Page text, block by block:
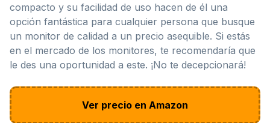
compacto y su facilidad de uso hacen de él una
opción fantástica para cualquier persona que busque
un monitor de calidad a un precio asequible. Si estás
en el mercado de los monitores, te recomendaría que
le des una oportunidad a este. ¡No te decepcionará!
Ver precio en Amazon